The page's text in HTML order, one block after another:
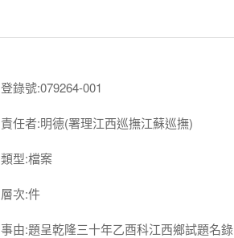
登錄號:079264-001
責任者:明德(署理江西巡撫江蘇巡撫)
類型:檔案
層次:件
事由:題呈乾隆三十年乙酉科江西鄉試題名錄